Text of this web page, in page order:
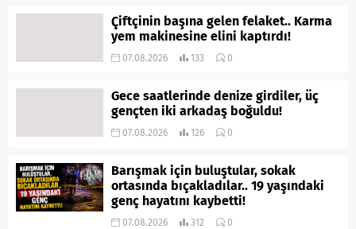
Çiftçinin başına gelen felaket.. Karma
yem makinesine elini kaptırdı!
07.08.2026 133 0
Gece saatlerinde denize girdiler, üç
gençten iki arkadaş boğuldu!
07.08.2026 126 0
Barışmak için buluştular, sokak
ortasında bıçakladılar.. 19 yaşındaki
genç hayatını kaybetti!
07.08.2026 312 0